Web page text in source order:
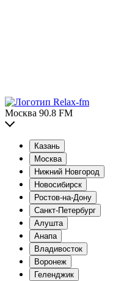
Москва 90.8 FM
Казань
Москва
Нижний Новгород
Новосибирск
Ростов-на-Дону
Санкт-Петербург
Алушта
Анапа
Владивосток
Воронеж
Геленджик